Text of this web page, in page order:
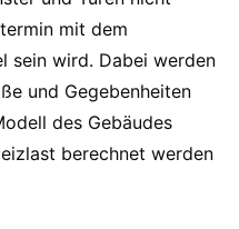
mit dem
sein wird. Dabei werden
und Gegebenheiten
des Gebäudes
berechnet werden